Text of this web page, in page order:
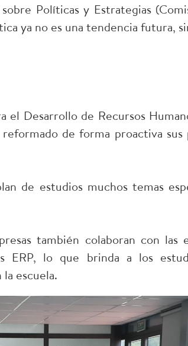
Políticas y Estrategias
ya no es una tendencia futura,
Desarrollo de Recursos
de forma proactiva sus
de estudios muchos temas
también colaboran con las
ERP, lo que brinda a los
escuela.